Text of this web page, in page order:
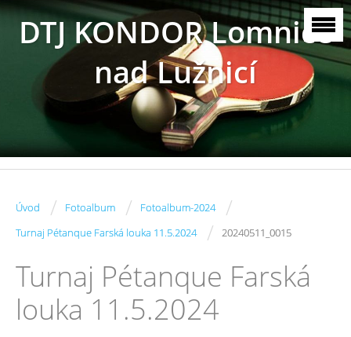
DTJ KONDOR Lomnice
nad Lužnicí
Úvod / Fotoalbum / Fotoalbum-2024 /
Turnaj Pétanque Farská louka 11.5.2024 / 20240511_0015
Turnaj Pétanque Farská
louka 11.5.2024